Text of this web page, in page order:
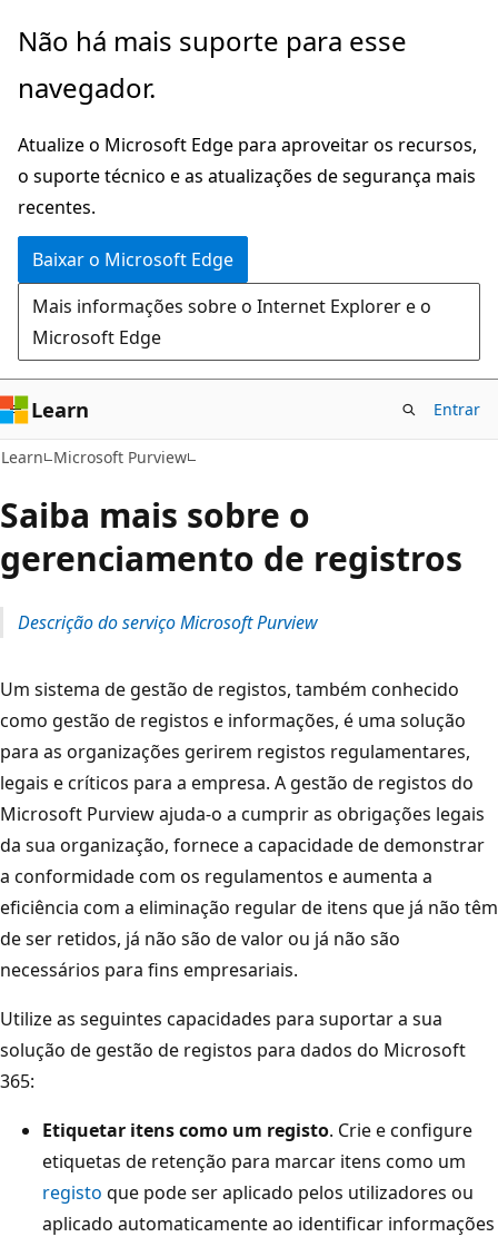
Pular
o
principal
Não há mais suporte para esse
navegador.
Atualize o Microsoft Edge para aproveitar os recursos,
o suporte técnico e as atualizações de segurança mais
recentes.
Baixar o Microsoft Edge
Mais informações sobre o Internet Explorer e o
Microsoft Edge
Learn Entrar
Learn Microsoft Purview
Saiba mais sobre o
gerenciamento de registros
Descrição do serviço Microsoft Purview
Um sistema de gestão de registos, também conhecido
como gestão de registos e informações, é uma solução
para as organizações gerirem registos regulamentares,
legais e críticos para a empresa. A gestão de registos do
Microsoft Purview ajuda-o a cumprir as obrigações legais
da sua organização, fornece a capacidade de demonstrar
a conformidade com os regulamentos e aumenta a
eficiência com a eliminação regular de itens que já não têm
de ser retidos, já não são de valor ou já não são
necessários para fins empresariais.
Utilize as seguintes capacidades para suportar a sua
solução de gestão de registos para dados do Microsoft
365:
Etiquetar itens como um registo. Crie e configure
etiquetas de retenção para marcar itens como um
registo que pode ser aplicado pelos utilizadores ou
aplicado automaticamente ao identificar informações